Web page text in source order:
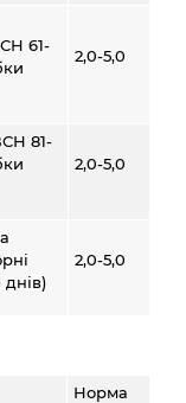
61-
2,0-5,0
81-
2,0-5,0
2,0-5,0
Норма